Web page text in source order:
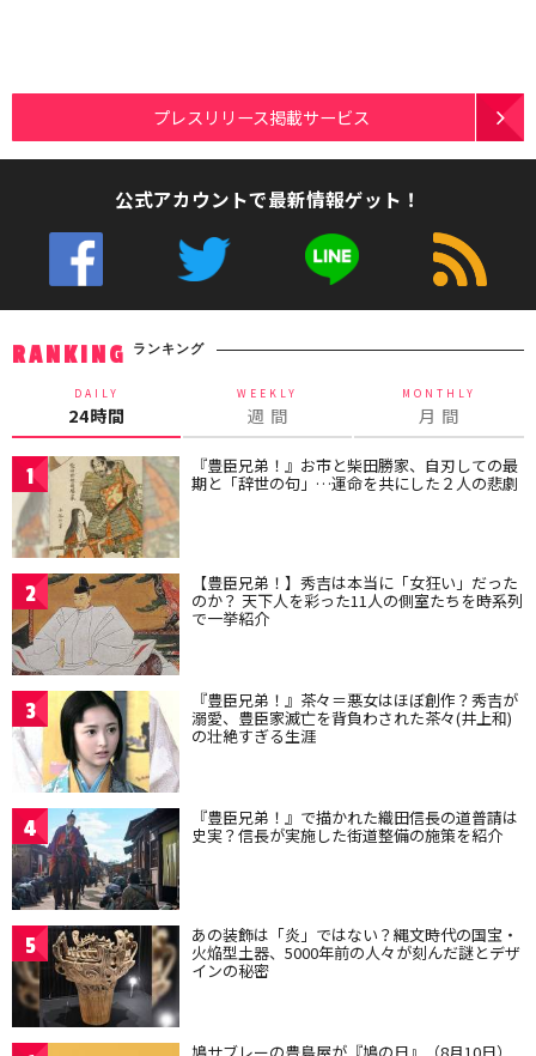
プレスリリース掲載サービス
公式アカウントで最新情報ゲット！
RANKING ランキング
DAILY
24時間
WEEKLY
週 間
MONTHLY
月 間
1 『豊臣兄弟！』お市と柴田勝家、自刃しての最
期と「辞世の句」…運命を共にした２人の悲劇
2 【豊臣兄弟！】秀吉は本当に「女狂い」だった
のか？ 天下人を彩った11人の側室たちを時系列
で一挙紹介
3 『豊臣兄弟！』茶々＝悪女はほぼ創作？秀吉が
溺愛、豊臣家滅亡を背負わされた茶々(井上和)
の壮絶すぎる生涯
4 『豊臣兄弟！』で描かれた織田信長の道普請は
史実？信長が実施した街道整備の施策を紹介
5 あの装飾は「炎」ではない？縄文時代の国宝・
火焔型土器、5000年前の人々が刻んだ謎とデザ
インの秘密